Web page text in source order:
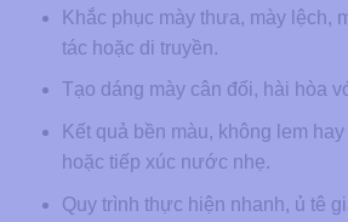
Khắc phục mày thưa, mày lệch,
tác hoặc di truyền.
Tạo dáng mày cân đối, hài hòa
Kết quả bền màu, không lem
hoặc tiếp xúc nước nhẹ.
Quy trình thực hiện nhanh, ủ tê